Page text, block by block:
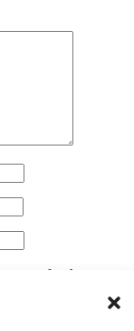
for the next